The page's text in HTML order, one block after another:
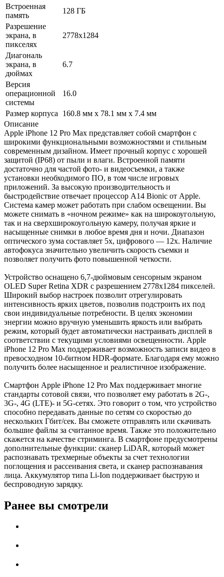
Встроенная
память
128 ГБ
Разрешение
экрана, в
пикселях
2778x1284
Диагональ
экрана, в
дюймах
6.7
Версия
операционной
системы
16.0
Размер корпуса
160.8 мм x 78.1 мм x 7.4 мм
Описание
Apple iPhone 12 Pro Max представляет собой смартфон с
широкими функциональными возможностями и стильным
современным дизайном. Имеет прочный корпус с хорошей
защитой (IP68) от пыли и влаги. Встроенной памяти
достаточно для частой фото- и видеосъемки, а также
установки необходимого ПО, в том числе игровых
приложений. За высокую производительность и
быстродействие отвечает процессор A14 Bionic от Apple.
Система камер может работать при слабом освещении. Вы
можете снимать в «ночном режиме» как на широкоугольную,
так и на сверхширокоугольную камеру, получая яркие и
насыщенные снимки в любое время дня и ночи. Диапазон
оптического зума составляет 5х, цифрового — 12х. Наличие
автофокуса значительно увеличить скорость съемки и
позволяет получить фото повышенной четкости.
Устройство оснащено 6,7-дюймовым сенсорным экраном
OLED Super Retina XDR с разрешением 2778х1284 пикселей.
Широкий выбор настроек позволит отрегулировать
интенсивность ярких цветов, позволив подстроить их под
свои индивидуальные потребности. В целях экономии
энергии можно вручную уменьшить яркость или выбрать
режим, который будет автоматически настраивать дисплей в
соответствии с текущими условиями освещенности. Apple
iPhone 12 Pro Max поддерживает возможность записи видео в
превосходном 10-битном HDR-формате. Благодаря ему можно
получить более насыщенное и реалистичное изображение.
Смартфон Apple iPhone 12 Pro Max поддерживает многие
стандарты сотовой связи, что позволяет ему работать в 2G-,
3G-, 4G (LTE)- и 5G-сетях. Это говорит о том, что устройство
способно передавать данные по сетям со скоростью до
нескольких Гбит/сек. Вы сможете отправлять или скачивать
большие файлы за считанное время. Также это положительно
скажется на качестве стриминга. В смартфоне предусмотрены
дополнительные функции: сканер LiDAR, который может
распознавать трехмерные объекты за счет технологии
поглощения и рассеивания света, и сканер распознавания
лица. Аккумулятор типа Li-Ion поддерживает быструю и
беспроводную зарядку.
Ранее вы смотрели